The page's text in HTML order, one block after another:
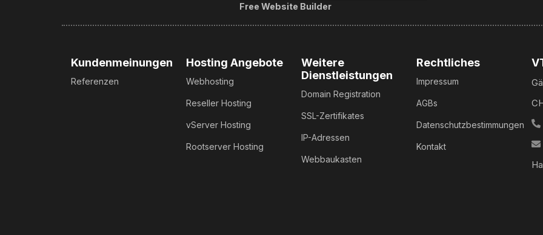
Free Website Builder
Kundenmeinungen
Referenzen
Hosting Angebote
Webhosting
Reseller Hosting
vServer Hosting
Rootserver Hosting
Weitere
Dienstleistungen
Domain Registration
SSL-Zertifikates
IP-Adressen
Webbaukasten
Rechtliches
Impressum
AGBs
Datenschutzbestimmungen
Kontakt